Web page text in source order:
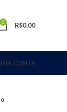
0 R$0.00
CONTA